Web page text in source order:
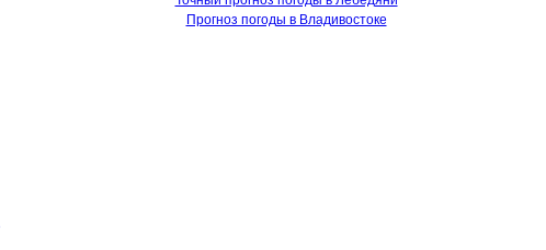
Прогноз погоды в Владивостоке